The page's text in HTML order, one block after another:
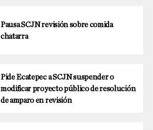
Pausa SCJN revisión sobre comida
chatarra
Pide Ecatepec a SCJN suspender o
modificar proyecto público de resolución
de amparo en revisión